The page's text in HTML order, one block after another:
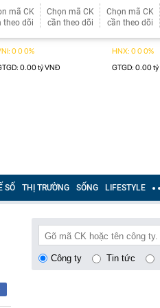
mã CK
theo dõi
Chọn mã CK
cần theo dõi
Chọn mã CK
cần theo dõi
SỐ THỊ TRƯỜNG SỐNG LIFESTYLE
Công ty Tin tức